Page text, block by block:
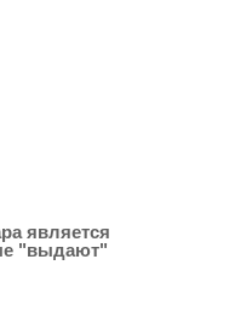
является
"выдают"